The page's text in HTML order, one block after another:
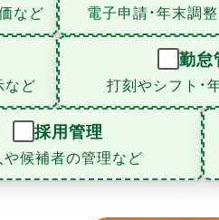
など 電子申請・年末調
など
勤怠
打刻やシフト・
採用管理
候補者の管理など